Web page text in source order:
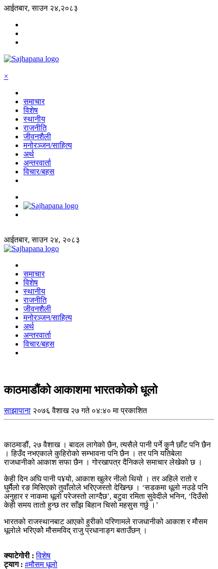
आईतबार, साउन २४,२०८३
×
समाचार
विशेष
स्थानीय
राजनीति
जीवनशैली
मनोरञ्जन/साहित्य
अर्थ
अन्तरवार्ता
विचार/बहस
आईतबार, साउन २४, २०८३
समाचार
विशेष
स्थानीय
राजनीति
जीवनशैली
मनोरञ्जन/साहित्य
अर्थ
अन्तरवार्ता
विचार/बहस
काठमाडौंको आकाशमा भारतकोको धूलो
साझापाना २०७६ वैशाख २७ गते ०४:४० मा प्रकाशित
काठमाडौं, २७ वैशाख । बादल लागेको छैन, त्यसैले पानी पर्ने कुनै छाँट पनि छैन
। हिउँद नभएकाले कुहिरोको सम्भावना पनि छैन । तर पनि यतिबेला
राजधानीको आकाश सफा छैन । गोरखापत्र दैनिकले समाचार लेखेको छ ।
केही दिन अघि पानी प¥यो, आकाश खुलेर नीलो थियो । तर अहिले रातो र
घुर्मैलो रङ मिसिएको तुवाँलोले भरिएजस्तो देखिन्छ । ‘सडकमा धूलो नउडे पनि
अनुहार र नाकमा धूलो परेजस्तो लाग्दैछ’, बटुवा रमिता सुवेदीले भनिन, ‘दिउँसो
केही समय तातो हुन्छ तर साँझ बिहान चिसो महसुस गर्छु ।’
भारतको राजस्थानबाट आएको हुरीको परिणामले राजधानीको आकाश र मौसम
धूलोले भरिएकोे मौसमविद् राजु प्रधानाङ्ग बताउँछन् ।
क्याटेगोरी :विशेष
ट्याग : #मौसम धूलो